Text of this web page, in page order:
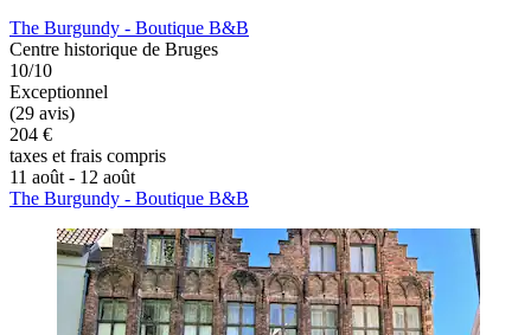
The Burgundy - Boutique B&B
Centre historique de Bruges
10/10
Exceptionnel
(29 avis)
204 €
taxes et frais compris
11 août - 12 août
The Burgundy - Boutique B&B